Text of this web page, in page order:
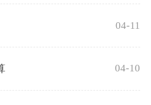
04-11
04-10